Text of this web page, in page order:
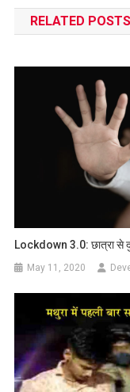
RELATED POSTS
Lockdown 3.0: छात्रा से
May 11, 2020